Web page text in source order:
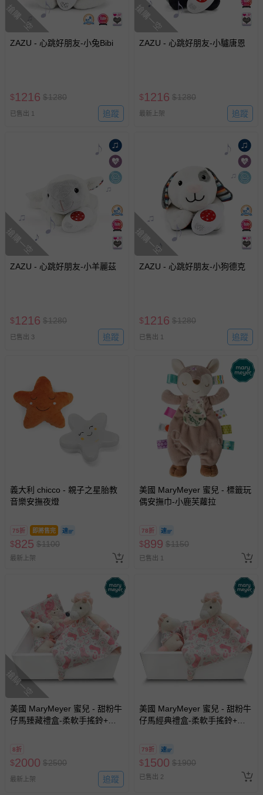
搶購一空
ZAZU - 心跳好朋友-小兔Bibi
$1216 $1280
已售出 1 追蹤
搶購一空
ZAZU - 心跳好朋友-小驢唐恩
$1216 $1280
最新上架 追蹤
搶購一空
ZAZU - 心跳好朋友-小羊麗茲
$1216 $1280
已售出 3 追蹤
搶購一空
ZAZU - 心跳好朋友-小狗德克
$1216 $1280
已售出 1 追蹤
義大利 chicco - 親子之星胎教
音樂安撫夜燈
75折 即將售完
$825 $1100
最新上架
美國 MaryMeyer 蜜兒 - 標籤玩
偶安撫巾-小鹿芙蘿拉
78折
$899 $1150
已售出 1
搶購一空
美國 MaryMeyer 蜜兒 - 甜粉牛
仔馬臻藏禮盒-柔軟手搖鈴+安
8折
$2000 $2500
最新上架 追蹤
美國 MaryMeyer 蜜兒 - 甜粉牛
仔馬經典禮盒-柔軟手搖鈴+安
79折
$1500 $1900
已售出 2